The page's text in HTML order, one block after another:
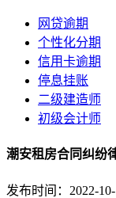
网贷逾期
个性化分期
信用卡逾期
停息挂账
二级建造师
初级会计师
潮安租房合同纠纷
发布时间：2022-